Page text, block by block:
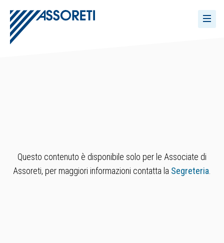
Questo contenuto è disponibile solo per le Associate di
Assoreti, per maggiori informazioni contatta la Segreteria